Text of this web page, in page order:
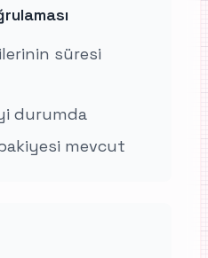
süresi
durumda
mevcut